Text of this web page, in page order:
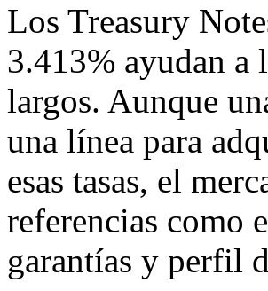
Los Treasury
3.413% ayudan a
largos. Aunque
una línea para
esas tasas, el
referencias como
garantías y perfil